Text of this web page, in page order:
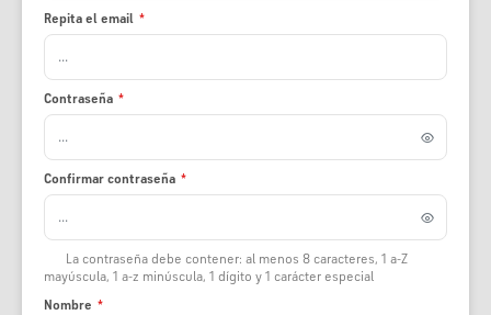
Repita el email *
Contraseña *
Confirmar contraseña *
La contraseña debe contener: al menos 8 caracteres, 1 a-Z
mayúscula, 1 a-z minúscula, 1 dígito y 1 carácter especial
Nombre *